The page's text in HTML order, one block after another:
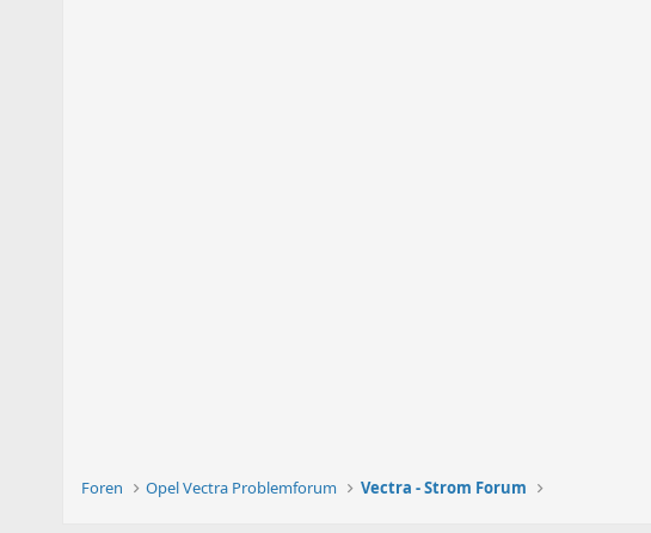
Foren Opel Vectra Problemforum Vectra - Strom Forum